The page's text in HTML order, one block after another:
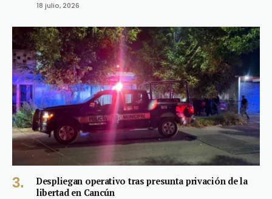
18 julio, 2026
Despliegan operativo tras presunta privación de la
libertad en Cancún